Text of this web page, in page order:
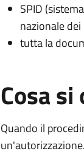
SPID
nazionale dei
tutta la
Cosa
Quando il
un'autorizzazione.